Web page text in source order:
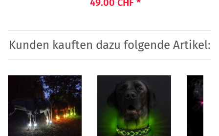
49.00 CHF *
Kunden kauften dazu folgende Artikel: